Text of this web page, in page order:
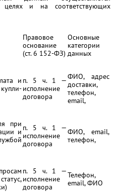
и на соответствующих
Правовое
основание
(ст. 6 152-ФЗ)
Основные
категории
данных
и п. 5 ч. 1 —
исполнение
договора
ФИО, адрес
доставки,
телефон,
email,
при
и п. 5 ч. 1 —
исполнение
договора
ФИО, email,
телефон,
п. 5 ч. 1 —
исполнение
договора
Телефон,
email, ФИО